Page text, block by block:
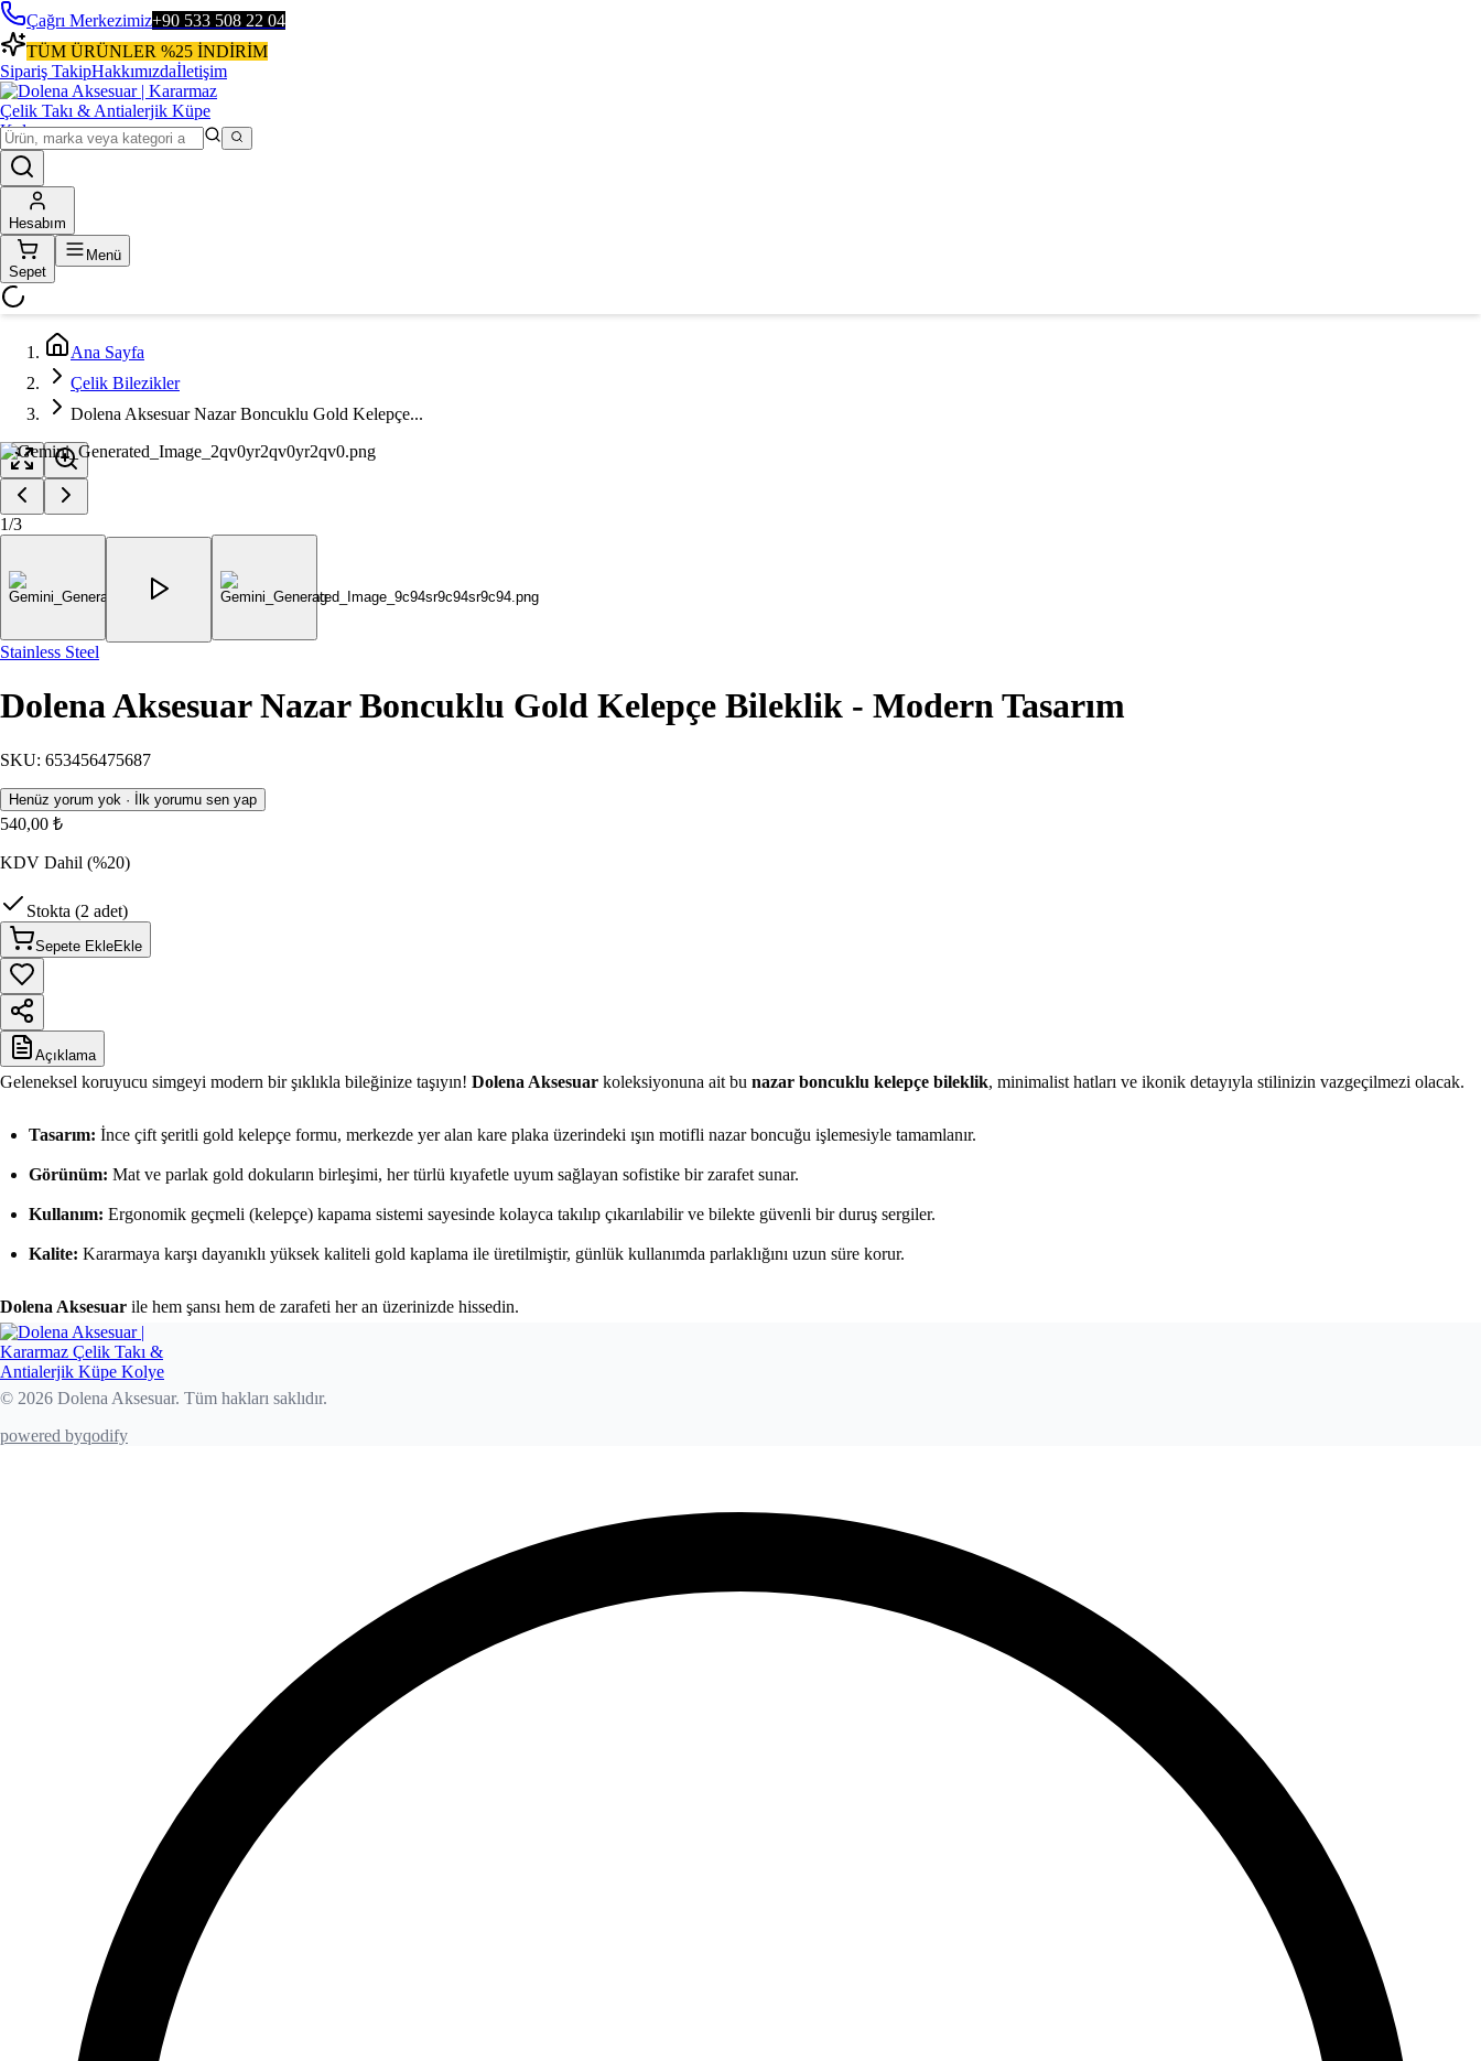
Çağrı Merkezimiz+90 533 508 22 04
TÜM ÜRÜNLER %25 İNDİRİM
Sipariş TakipHakkımızdaİletişim
Hesabım
Sepet
Menü
Ana Sayfa
Çelik Bilezikler
Dolena Aksesuar Nazar Boncuklu Gold Kelepçe...
1/3
Stainless Steel
Dolena Aksesuar Nazar Boncuklu Gold Kelepçe Bileklik - Modern Tasarım
SKU: 653456475687
Henüz yorum yok · İlk yorumu sen yap
540,00 ₺
KDV Dahil (%20)
Stokta (2 adet)
Sepete EkleEkle
Açıklama
Geleneksel koruyucu simgeyi modern bir şıklıkla bileğinize taşıyın! Dolena Aksesuar koleksiyonuna ait bu nazar boncuklu kelepçe bileklik, minimalist hatları ve ikonik detayıyla stilinizin vazgeçilmezi olacak.
Tasarım: İnce çift şeritli gold kelepçe formu, merkezde yer alan kare plaka üzerindeki ışın motifli nazar boncuğu işlemesiyle tamamlanır.
Görünüm: Mat ve parlak gold dokuların birleşimi, her türlü kıyafetle uyum sağlayan sofistike bir zarafet sunar.
Kullanım: Ergonomik geçmeli (kelepçe) kapama sistemi sayesinde kolayca takılıp çıkarılabilir ve bilekte güvenli bir duruş sergiler.
Kalite: Kararmaya karşı dayanıklı yüksek kaliteli gold kaplama ile üretilmiştir, günlük kullanımda parlaklığını uzun süre korur.
Dolena Aksesuar ile hem şansı hem de zarafeti her an üzerinizde hissedin.
© 2026 Dolena Aksesuar. Tüm hakları saklıdır.
powered byqodify